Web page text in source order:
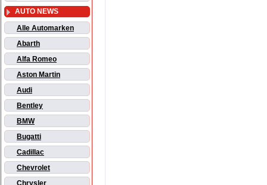
AUTO NEWS
Alle Automarken
Abarth
Alfa Romeo
Aston Martin
Audi
Bentley
BMW
Bugatti
Cadillac
Chevrolet